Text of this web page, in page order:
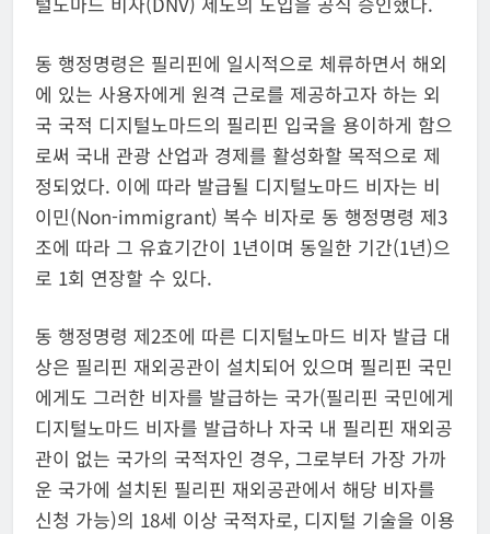
동 행정명령은 필리핀에 일시적으로 체류하면서 해외
에 있는 사용자에게 원격 근로를 제공하고자 하는 외
국 국적 디지털노마드의 필리핀 입국을 용이하게 함으
로써 국내 관광 산업과 경제를 활성화할 목적으로 제
정되었다. 이에 따라 발급될 디지털노마드 비자는 비
이민(Non-immigrant) 복수 비자로 동 행정명령 제3
조에 따라 그 유효기간이 1년이며 동일한 기간(1년)으
로 1회 연장할 수 있다.
동 행정명령 제2조에 따른 디지털노마드 비자 발급 대
상은 필리핀 재외공관이 설치되어 있으며 필리핀 국민
에게도 그러한 비자를 발급하는 국가(필리핀 국민에게
디지털노마드 비자를 발급하나 자국 내 필리핀 재외공
관이 없는 국가의 국적자인 경우, 그로부터 가장 가까
운 국가에 설치된 필리핀 재외공관에서 해당 비자를
신청 가능)의 18세 이상 국적자로, 디지털 기술을 이용